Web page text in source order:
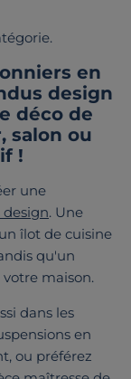
en
design
déco de
salon ou
!
une
. Une
îlot de cuisine
qu'un
maison.
dans les
en
ou préférez